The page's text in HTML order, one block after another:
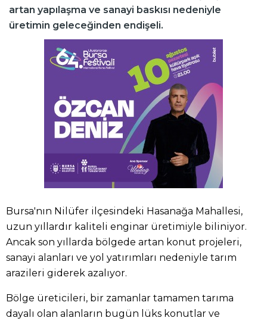
artan yapılaşma ve sanayi baskısı nedeniyle
üretimin geleceğinden endişeli.
Bursa'nın Nilüfer ilçesindeki Hasanağa Mahallesi,
uzun yıllardır kaliteli enginar üretimiyle biliniyor.
Ancak son yıllarda bölgede artan konut projeleri,
sanayi alanları ve yol yatırımları nedeniyle tarım
arazileri giderek azalıyor.
Bölge üreticileri, bir zamanlar tamamen tarıma
dayalı olan alanların bugün lüks konutlar ve